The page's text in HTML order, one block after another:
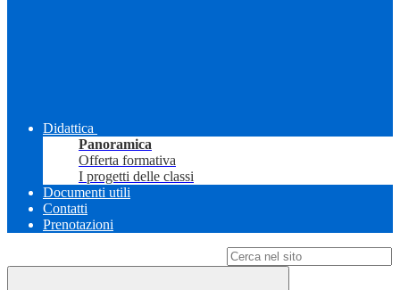
Didattica
Panoramica
Offerta formativa
I progetti delle classi
Documenti utili
Contatti
Prenotazioni